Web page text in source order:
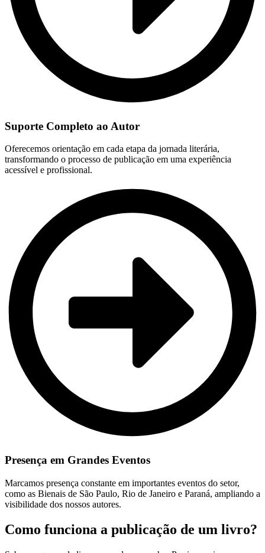
Suporte Completo ao Autor
Oferecemos orientação em cada etapa da jornada literária,
transformando o processo de publicação em uma experiência
acessível e profissional.
Presença em Grandes Eventos
Marcamos presença constante em importantes eventos do setor,
como as Bienais de São Paulo, Rio de Janeiro e Paraná, ampliando a
visibilidade dos nossos autores.
Como funciona a publicação de um livro?